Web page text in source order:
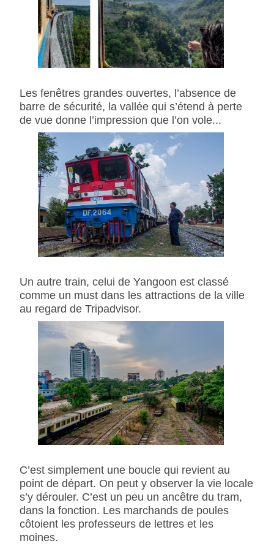
Les fenêtres grandes ouvertes, l’absence de
barre de sécurité, la vallée qui s’étend à perte
de vue donne l’impression que l’on vole...
Un autre train, celui de Yangoon est classé
comme un must dans les attractions de la ville
au regard de Tripadvisor.
C’est simplement une boucle qui revient au
point de départ. On peut y observer la vie locale
s’y dérouler. C’est un peu un ancêtre du tram,
dans la fonction. Les marchands de poules
côtoient les professeurs de lettres et les
moines.